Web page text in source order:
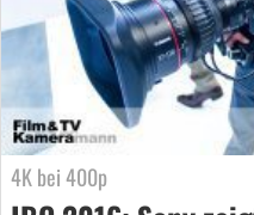
4K bei 400p